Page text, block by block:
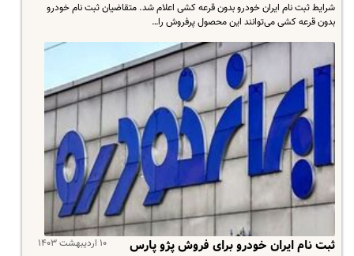
شرایط ثبت نام ایران خودرو بدون قرعه کشی اعلام شد. متقاضیان ثبت نام خودرو
بدون قرعه کشی می‌توانند این محصول پرفروش را…
۱۰ اردیبهشت ۱۴۰۳
ثبت نام ایران خودرو برای فروش پژو پارس